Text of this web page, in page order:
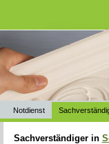
Notdienst
Sachverständiger in